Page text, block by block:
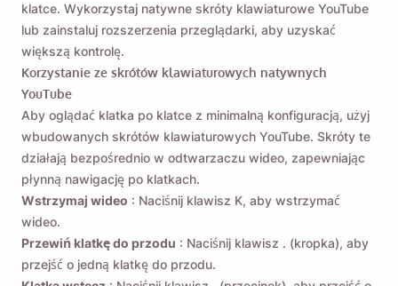
klatce. Wykorzystaj natywne skróty klawiaturowe YouTube
lub zainstaluj rozszerzenia przeglądarki, aby uzyskać
większą kontrolę.
Korzystanie ze skrótów klawiaturowych natywnych
YouTube
Aby oglądać klatka po klatce z minimalną konfiguracją, użyj
wbudowanych skrótów klawiaturowych YouTube. Skróty te
działają bezpośrednio w odtwarzaczu wideo, zapewniając
płynną nawigację po klatkach.
Wstrzymaj wideo : Naciśnij klawisz K, aby wstrzymać
wideo.
Przewiń klatkę do przodu : Naciśnij klawisz . (kropka), aby
przejść o jedną klatkę do przodu.